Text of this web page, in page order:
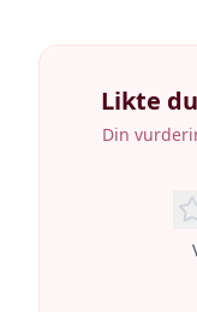
Likte
Din